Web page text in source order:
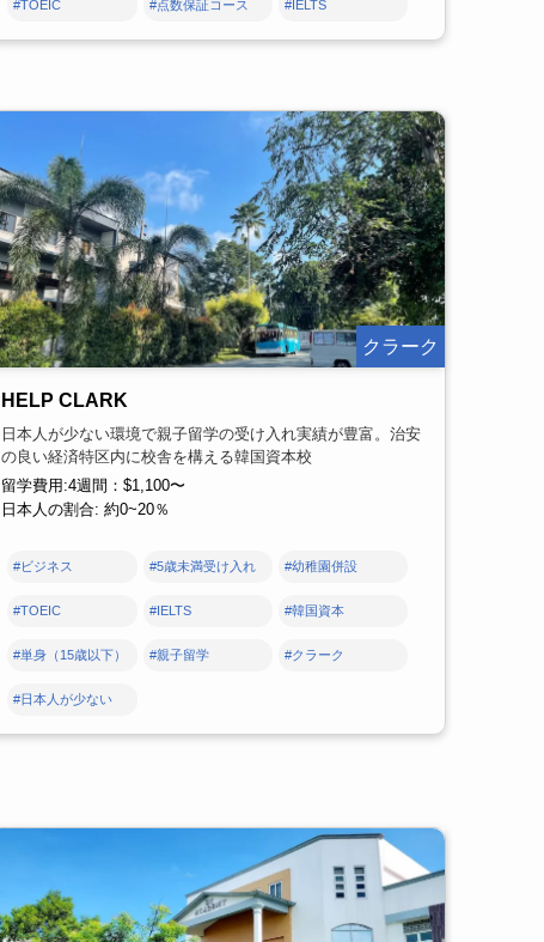
#TOEIC #点数保証コース #IELTS
クラーク
HELP CLARK
日本人が少ない環境で親子留学の受け入れ実績が豊富。治安
の良い経済特区内に校舎を構える韓国資本校
留学費用:4週間：$1,100〜
日本人の割合: 約0~20％
#ビジネス #5歳未満受け入れ #幼稚園併設
#TOEIC #IELTS #韓国資本
#単身（15歳以下） #親子留学 #クラーク
#日本人が少ない